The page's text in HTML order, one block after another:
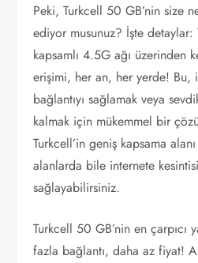
Peki, Turkcell 50 GB’nin size
ediyor musunuz? İşte detaylar:
kapsamlı 4.5G ağı üzerinden
erişimi, her an, her yerde! Bu,
bağlantıyı sağlamak veya
kalmak için mükemmel bir
Turkcell’in geniş kapsama
alanlarda bile internete
sağlayabilirsiniz.
Turkcell 50 GB’nin en çarpıcı
fazla bağlantı, daha az fiyat!